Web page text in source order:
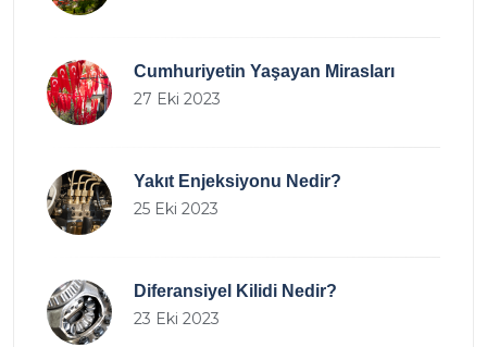
Cumhuriyetin Yaşayan Mirasları
27 Eki 2023
Yakıt Enjeksiyonu Nedir?
25 Eki 2023
Diferansiyel Kilidi Nedir?
23 Eki 2023